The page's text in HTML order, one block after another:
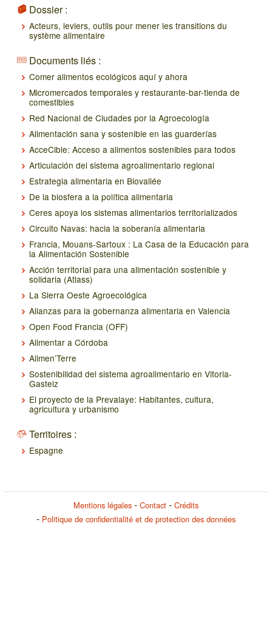
Dossier :
Acteurs, leviers, outils pour mener les transitions du
système alimentaire
Documents liés :
Comer alimentos ecológicos aquí y ahora
Micromercados temporales y restaurante-bar-tienda de
comestibles
Red Nacional de Ciudades por la Agroecología
Alimentación sana y sostenible en las guarderías
AcceCible: Acceso a alimentos sostenibles para todos
Articulación del sistema agroalimentario regional
Estrategia alimentaria en Biovallée
De la biosfera a la política alimentaria
Ceres apoya los sistemas alimentarios territorializados
Circuito Navas: hacia la soberanía alimentaria
Francia, Mouans-Sartoux : La Casa de la Educación para
la Alimentación Sostenible
Acción territorial para una alimentación sostenible y
solidaria (Atlass)
La Sierra Oeste Agroecológica
Alianzas para la gobernanza alimentaria en Valencia
Open Food Francia (OFF)
Alimentar a Córdoba
Alimen’Terre
Sostenibilidad del sistema agroalimentario en Vitoria-
Gasteiz
El proyecto de la Prevalaye: Habitantes, cultura,
agricultura y urbanismo
Territoires :
Espagne
Mentions légales Contact
Crédits
Politique de confidentialité et de protection des données